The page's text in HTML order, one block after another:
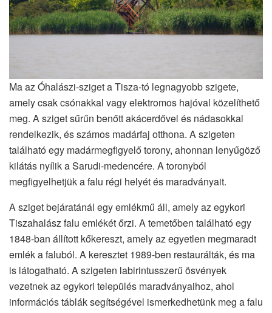
Ma az Óhalászi-sziget a Tisza-tó legnagyobb szigete,
amely csak csónakkal vagy elektromos hajóval közelíthető
meg. A sziget sűrűn benőtt akácerdővel és nádasokkal
rendelkezik, és számos madárfaj otthona. A szigeten
található egy madármegfigyelő torony, ahonnan lenyűgöző
kilátás nyílik a Sarudi-medencére. A toronyból
megfigyelhetjük a falu régi helyét és maradványait.
A sziget bejáratánál egy emlékmű áll, amely az egykori
Tiszahalász falu emlékét őrzi. A temetőben található egy
1848-ban állított kőkereszt, amely az egyetlen megmaradt
emlék a faluból. A keresztet 1989-ben restaurálták, és ma
is látogatható. A szigeten labirintusszerű ösvények
vezetnek az egykori település maradványaihoz, ahol
információs táblák segítségével ismerkedhetünk meg a falu